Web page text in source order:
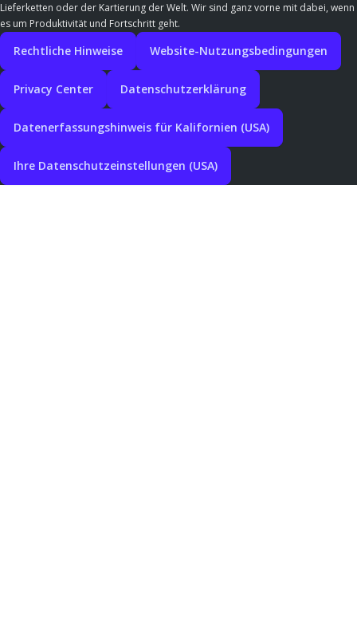
Lieferketten oder der Kartierung der Welt. Wir sind ganz vorne mit dabei, wenn
es um Produktivität und Fortschritt geht.
Rechtliche Hinweise Website-Nutzungsbedingungen
Privacy Center Datenschutzerklärung
Datenerfassungshinweis für Kalifornien (USA)
Ihre Datenschutzeinstellungen (USA)